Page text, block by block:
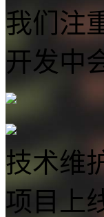
我们注
开发中
技术维
项目上